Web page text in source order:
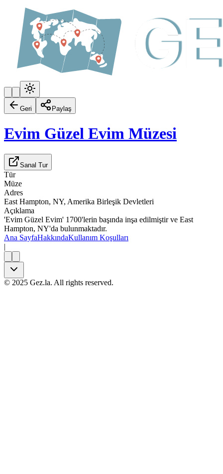
Geri Paylaş
Evim Güzel Evim Müzesi
Sanal Tur
Tür
Müze
Adres
East Hampton, NY, Amerika Birleşik Devletleri
Açıklama
'Evim Güzel Evim' 1700'lerin başında inşa edilmiştir ve East
Hampton, NY'da bulunmaktadır.
Ana SayfaHakkındaKullanım Koşulları
|
© 2025 Gez.la. All rights reserved.